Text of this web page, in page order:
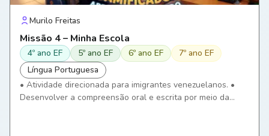
Murilo Freitas
Missão 4 – Minha Escola
4º ano EF 5º ano EF 6º ano EF
7º ano EF
Língua Portuguesa
• Atividade direcionada para imigrantes venezuelanos. •
Desenvolver a compreensão oral e escrita por meio da